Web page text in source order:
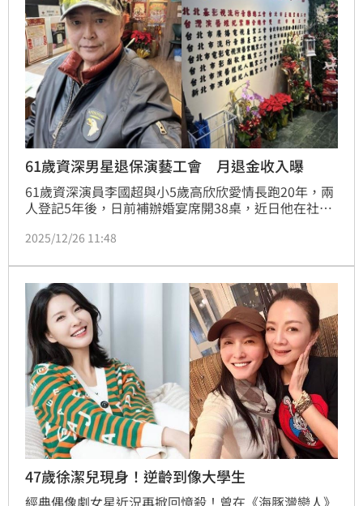
61歲資深男星退保演藝工會 月退金收入曝
61歲資深演員李國超與小5歲高欣欣愛情長跑20年，兩
人登記5年後，日前補辦婚宴席開38桌，近日他在社群
退保，笑說理由是：「老子不玩了」。蔡維歆
2025/12/26 11:48
47歲徐潔兒現身！逆齡到像大學生